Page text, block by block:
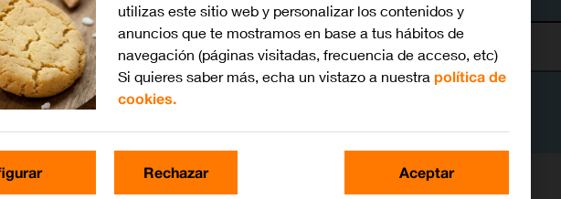
iOS 18 Busca por problema o tema
utilizas este sitio web y personalizar los contenidos y
anuncios que te mostramos en base a tus hábitos de
navegación (páginas visitadas, frecuencia de acceso, etc)
Si quieres saber más, echa un vistazo a nuestrapolítica de
cookies.
Rechazar Aceptar